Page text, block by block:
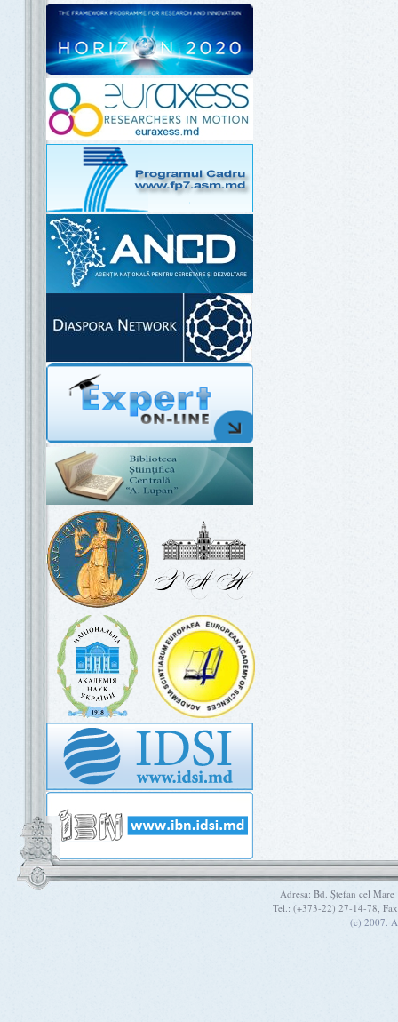
Adresa: Bd. Ştefan cel
Tel.: (+373-22) 27-14-78,
(c) 2007.